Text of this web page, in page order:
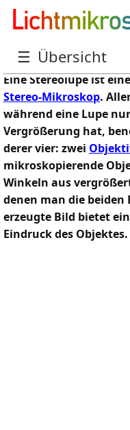
☰ Übersicht
Stereolupe
Eine Stereolupe ist
Stereo-Mikroskop.
während eine Lupe
Vergrößerung hat,
derer vier: zwei
mikroskopierende
Winkeln aus
denen man die beiden
erzeugte Bild bietet
Eindruck des Objektes.